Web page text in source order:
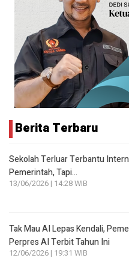
Berita Terbaru
Sekolah Terluar Terbantu
Pemerintah, Tapi…
13/06/2026 | 14:28 WIB
Tak Mau AI Lepas Kendali,
Perpres AI Terbit Tahun Ini
12/06/2026 | 19:31 WIB